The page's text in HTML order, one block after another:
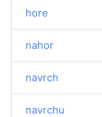
hore
nahor
navrch
navrchu